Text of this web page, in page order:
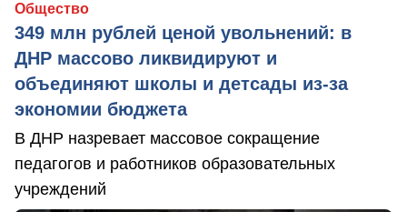
Общество
349 млн рублей ценой увольнений: в
ДНР массово ликвидируют и
объединяют школы и детсады из-за
экономии бюджета
В ДНР назревает массовое сокращение
педагогов и работников образовательных
учреждений